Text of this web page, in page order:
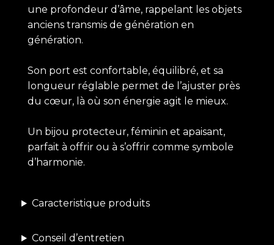
une profondeur d’âme, rappelant les objets
anciens transmis de génération en
génération.
Son port est confortable, équilibré, et sa
longueur réglable permet de l’ajuster près
du cœur, là où son énergie agit le mieux.
Un bijou protecteur, féminin et apaisant,
parfait à offrir ou à s’offrir comme symbole
d’harmonie.
Caracteristique produits
Conseil d’entretien